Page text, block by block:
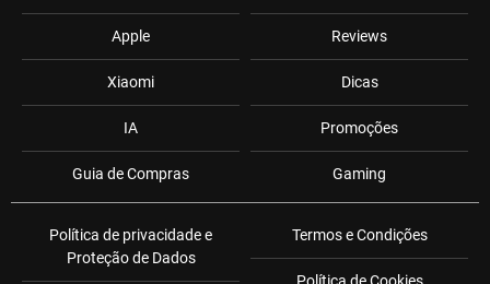
Apple
Xiaomi
IA
Guia de Compras
Reviews
Dicas
Promoções
Gaming
Política de privacidade e
Proteção de Dados
Termos e Condições